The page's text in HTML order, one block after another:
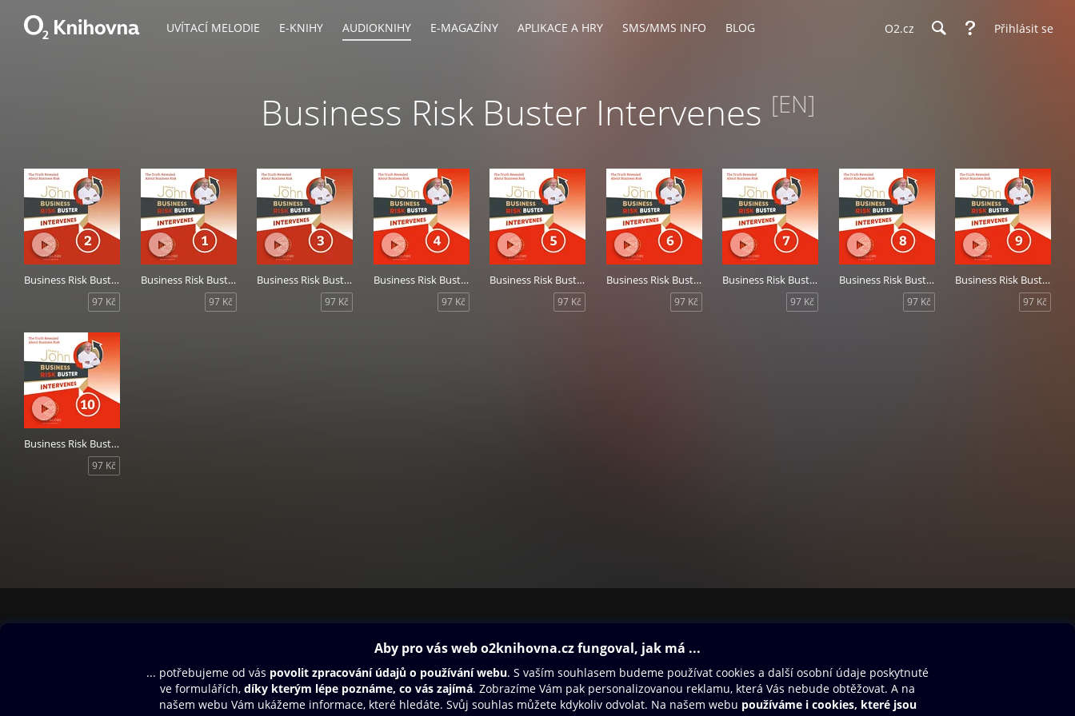
UVÍTACÍ MELODIE E-KNIHY AUDIOKNIHY E-MAGAZÍNY APLIKACE A HRY SMS/MMS INFO BLOG O2.cz Přihlásit se
Business Risk Buster Intervenes [EN]
Business Risk Buster Intervenes 2
97 Kč
Business Risk Buster Intervenes 1
97 Kč
Business Risk Buster Intervenes 3
97 Kč
Business Risk Buster Intervenes 4
97 Kč
Business Risk Buster Intervenes 5
97 Kč
Business Risk Buster Intervenes 6
97 Kč
Business Risk Buster Intervenes 7
97 Kč
Business Risk Buster Intervenes 8
97 Kč
Business Risk Buster Intervenes 9
97 Kč
Business Risk Buster Intervenes 10
97 Kč
Aplikace a hry
SMS/MMS Info
Blog
Dárkový poukaz
Nápověda
Oneplay Originály
Sport